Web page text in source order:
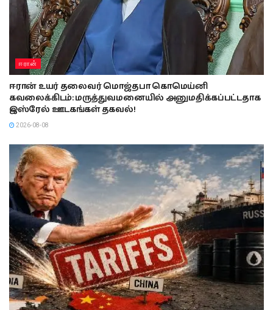
ஈரான்
ஈரான் உயர் தலைவர் மொஜ்தபா கொமெய்னி
கவலைக்கிடம்: மருத்துவமனையில் அனுமதிக்கப்பட்டதாக
இஸ்ரேல் ஊடகங்கள் தகவல்!
2026-08-08